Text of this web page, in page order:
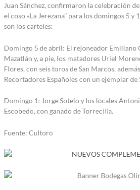
Juan Sánchez, confirmaron la celebración
el coso «La Jerezana” para los domingos 5
son los carteles:
Domingo 5 de abril: El rejoneador Emiliano
Mazatlán y, a pie, los matadores Uriel
Flores, con seis toros de San Marcos,
Recortadores Españoles con un ejemplar de
Domingo 1: Jorge Sotelo y los locales
Escobedo, con ganado de Torrecilla.
Fuente: Cultoro